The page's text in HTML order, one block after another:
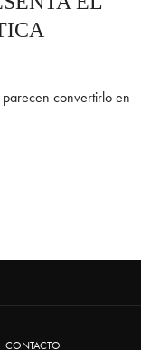
convertirlo en
CONTACTO